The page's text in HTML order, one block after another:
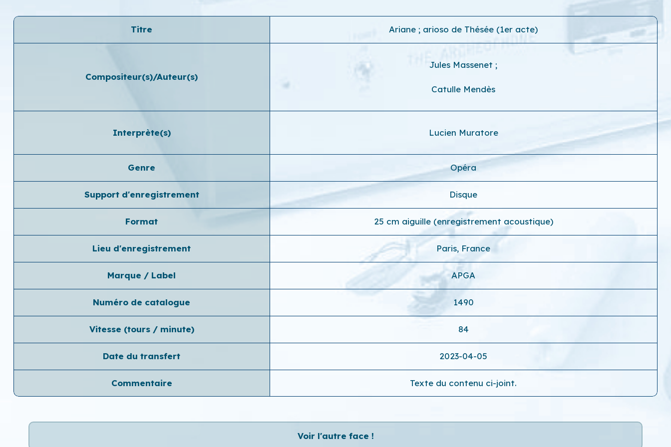
Titre Ariane ; arioso de Thésée (1er acte)
Compositeur(s)/Auteur(s)
Jules Massenet ;
Catulle Mendès
Interprète(s) Lucien Muratore
Genre Opéra
Support d'enregistrement Disque
Format 25 cm aiguille (enregistrement acoustique)
Lieu d'enregistrement Paris, France
Marque / Label APGA
Numéro de catalogue 1490
Vitesse (tours / minute) 84
Date du transfert 2023-04-05
Commentaire Texte du contenu ci-joint.
Voir l'autre face !